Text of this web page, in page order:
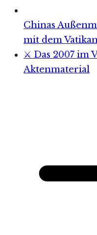
Chinas
mit dem
⚔️ Das 2007 im
Aktenmaterial